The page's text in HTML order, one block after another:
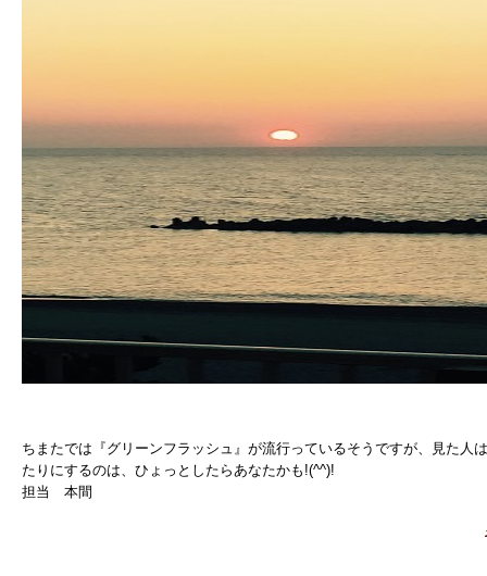
ちまたでは『グリーンフラッシュ』が流行っているそうですが、見た人
たりにするのは、ひょっとしたらあなたかも!(^^)!
担当 本間